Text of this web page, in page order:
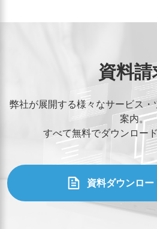
資料請
弊社が展開する様々なサービス
案内。
すべて無料でダウンロー
資料ダウンロー